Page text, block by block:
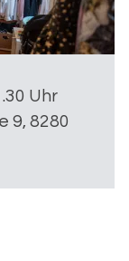
Uhr
9, 8280